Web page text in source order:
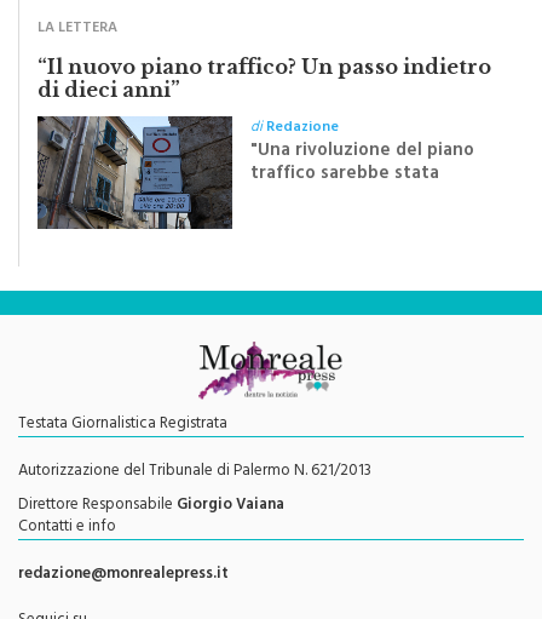
“Il nuovo piano traffico? Un passo indietro
di dieci anni”
"Una rivoluzione del piano
traffico sarebbe stata
efficace se preceduta da
una rivoluzione culturale"
Testata Giornalistica Registrata
Autorizzazione del Tribunale di Palermo N. 621/2013
Direttore ResponsabileGiorgio Vaiana
Contatti e info
redazione@monrealepress.it